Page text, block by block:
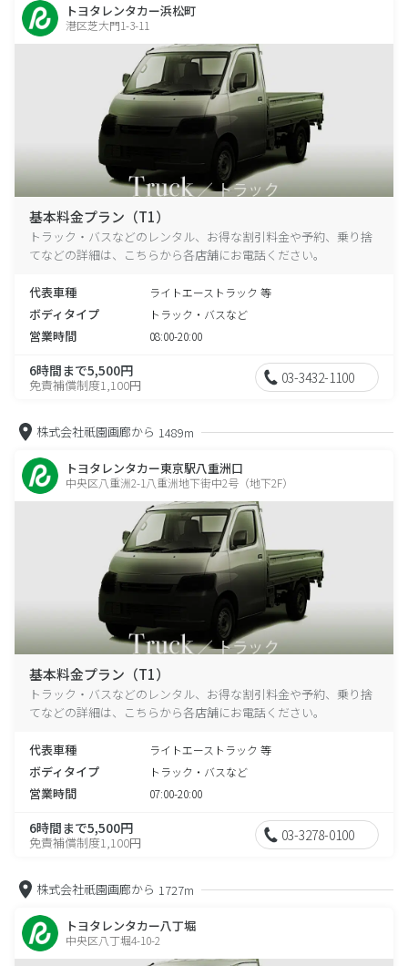
トヨタレンタカー浜松町
港区芝大門1-3-11
基本料金プラン（T1）
トラック・バスなどのレンタル、お得な割引料金や予約、乗り捨
てなどの詳細は、こちらから各店舗にお電話ください。
代表車種 ライトエーストラック 等
ボディタイプ トラック・バスなど
営業時間 08:00-20:00
6時間まで5,500円
免責補償制度1,100円 03-3432-1100
株式会社祇園画廊から 1489m
トヨタレンタカー東京駅八重洲口
中央区八重洲2-1八重洲地下街中2号（地下2F）
基本料金プラン（T1）
トラック・バスなどのレンタル、お得な割引料金や予約、乗り捨
てなどの詳細は、こちらから各店舗にお電話ください。
代表車種 ライトエーストラック 等
ボディタイプ トラック・バスなど
営業時間 07:00-20:00
6時間まで5,500円
免責補償制度1,100円 03-3278-0100
株式会社祇園画廊から 1727m
トヨタレンタカー八丁堀
中央区八丁堀4-10-2